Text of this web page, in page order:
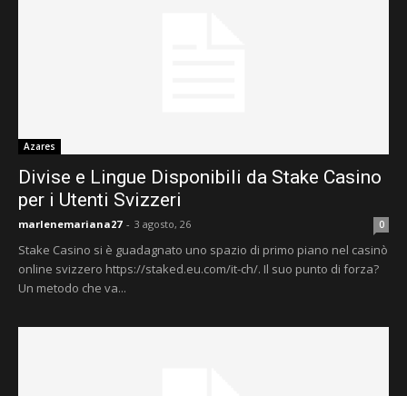
Azares
Divise e Lingue Disponibili da Stake Casino
per i Utenti Svizzeri
marlenemariana27 - 3 agosto, 26 0
Stake Casino si è guadagnato uno spazio di primo piano nel casinò
online svizzero https://staked.eu.com/it-ch/. Il suo punto di forza?
Un metodo che va...